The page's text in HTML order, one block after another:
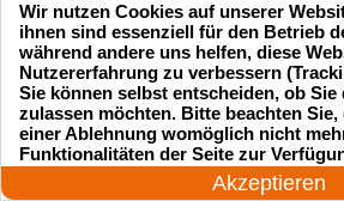
und hat mir
als ich meine
verloren hatte.
Jonas M.
24 Stunden am Tag
Akzeptieren
Wir nutzen Cookies auf unserer
ihnen sind essenziell für den Betrieb
während andere uns helfen, diese
Nutzererfahrung zu verbessern
Sie können selbst entscheiden, ob Sie
zulassen möchten. Bitte beachten Sie,
einer Ablehnung womöglich nicht
Funktionalitäten der Seite zur